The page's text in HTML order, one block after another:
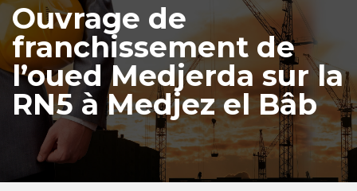
Ouvrage de
franchissement de
l’oued Medjerda sur la
RN5 à Medjez el Bâb